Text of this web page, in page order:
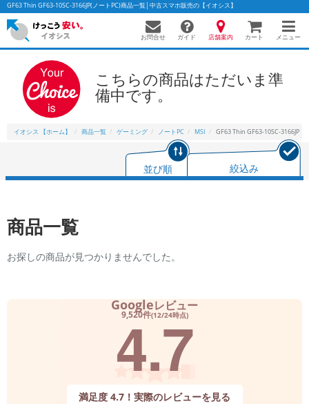
GF63 Thin GF63-10SC-3166JP(ノートPC)商品一覧│中古スマホ販売の【イオシス】
お問合せ ガイド 店舗案内 カート メニュー
こちらの商品はただいま準
備中です。
イオシス 【ホーム】 商品一覧 ゲーミング ノートPC MSI GF63 Thin GF63-10SC-3166JP
並び順 絞込み
商品一覧
お探しの商品が見つかりませんでした。
Googleレビュー
9,520件(12/24時点)
4.7
満足度 4.7！実際のレビューを見る